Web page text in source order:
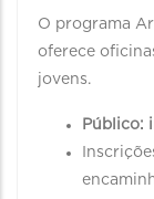
O programa
oferece
jovens.
Público: